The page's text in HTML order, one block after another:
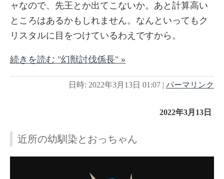
ャなので、先王とか出てこないか。あと計算高い
ところはあるかもしれません。なんといってもク
リスタルに目をつけているわえですから。
続きを読む "幻獣討伐係長" »
日時: 2022年3月13日 01:07 | パーマリンク
2022年3月13日
近所の幼馴染とおっちゃん